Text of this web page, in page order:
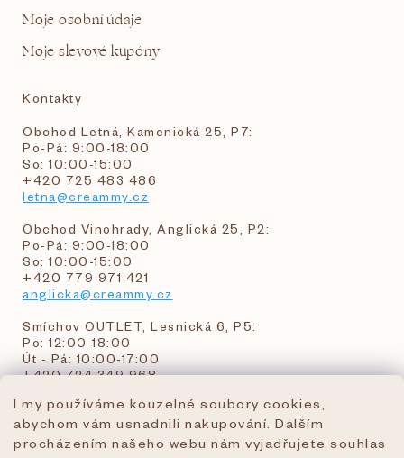
I my používáme kouzelné soubory cookies,
abychom vám usnadnili nakupování. Dalším
procházením našeho webu nám vyjadřujete souhlas
Moje osobní údaje
Moje slevové kupóny
Kontakty
Obchod Letná, Kamenická 25, P7:
Po-Pá: 9:00-18:00
So: 10:00-15:00
+420 725 483 486
letna@creammy.cz
Obchod Vinohrady, Anglická 25, P2:
Po-Pá: 9:00-18:00
So: 10:00-15:00
+420 779 971 421
anglicka@creammy.cz
Smíchov OUTLET, Lesnická 6, P5:
Po: 12:00-18:00
Út - Pá: 10:00-17:00
+420 724 349 968
objednavky@creammy.cz